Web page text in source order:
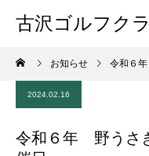
古沢ゴルフク
お知らせ 令和６
2024.02.16
令和６年 野うさ